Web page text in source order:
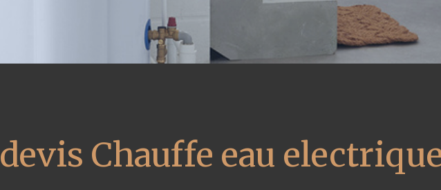
devis Chauffe eau